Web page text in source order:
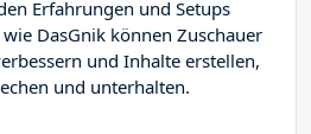
Erfahrungen und Setups
DasGnik können Zuschauer
und Inhalte erstellen,
und unterhalten.